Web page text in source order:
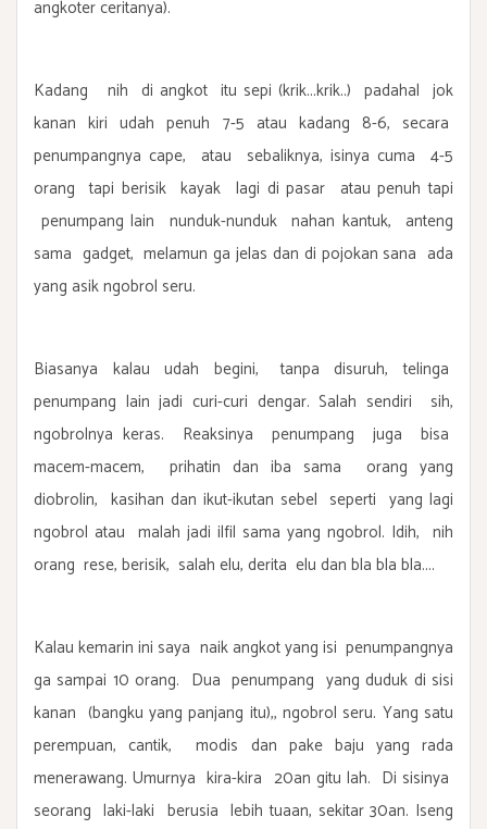
angkoter ceritanya).
Kadang nih di angkot itu sepi (krik...krik..) padahal jok
kanan kiri udah penuh 7-5 atau kadang 8-6, secara
penumpangnya cape, atau sebaliknya, isinya cuma 4-5
orang tapi berisik kayak lagi di pasar atau penuh tapi
penumpang lain nunduk-nunduk nahan kantuk, anteng
sama gadget, melamun ga jelas dan di pojokan sana ada
yang asik ngobrol seru.
Biasanya kalau udah begini, tanpa disuruh, telinga
penumpang lain jadi curi-curi dengar. Salah sendiri sih,
ngobrolnya keras. Reaksinya penumpang juga bisa
macem-macem, prihatin dan iba sama orang yang
diobrolin, kasihan dan ikut-ikutan sebel seperti yang lagi
ngobrol atau malah jadi ilfil sama yang ngobrol. Idih, nih
orang rese, berisik, salah elu, derita elu dan bla bla bla....
Kalau kemarin ini saya naik angkot yang isi penumpangnya
ga sampai 10 orang. Dua penumpang yang duduk di sisi
kanan (bangku yang panjang itu),, ngobrol seru. Yang satu
perempuan, cantik, modis dan pake baju yang rada
menerawang. Umurnya kira-kira 20an gitu lah. Di sisinya
seorang laki-laki berusia lebih tuaan, sekitar 30an. Iseng